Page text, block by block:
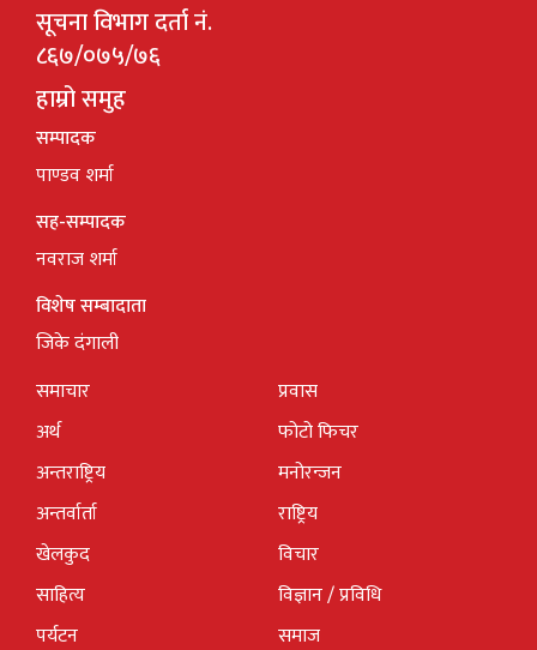
सूचना विभाग दर्ता नं.
८६७/०७५/७६
हाम्रो समुह
सम्पादक
पाण्डव शर्मा
सह-सम्पादक
नवराज शर्मा
विशेष सम्बादाता
जिके दंगाली
समाचार
अर्थ
अन्तराष्ट्रिय
अन्तर्वार्ता
खेलकुद
साहित्य
पर्यटन
प्रवास
फोटो फिचर
मनोरन्जन
राष्ट्रिय
विचार
विज्ञान / प्रविधि
समाज